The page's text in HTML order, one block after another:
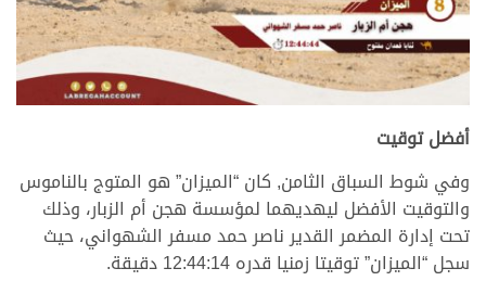
.
أفضل توقيت
وفي شوط السباق الثامن, كان “الميزان” هو المتوج بالناموس
والتوقيت الأفضل ليهديهما لمؤسسة هجن أم الزبار، وذلك
تحت إدارة المضمر القدير ناصر حمد مسفر الشهواني، حيث
سجل “الميزان” توقيتا زمنيا قدره 12:44:14 دقيقة.